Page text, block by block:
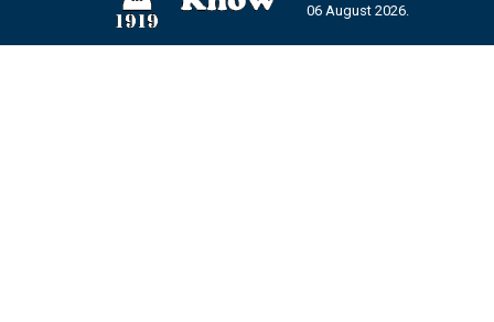
06 August 2026.